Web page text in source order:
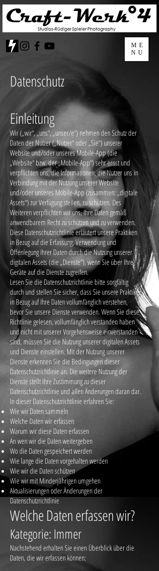
ME
NU
Datenschutz
Einleitung
Wir („wir“, „uns“, „unser/e“) nehmen den Schutz der
Daten der Nutzer („Nutzer“ oder „Sie“) unserer
Website und/oder unseres Mobile-App (die
„Website“ bzw. der „Mobile-App“) sehr ernst und
verpflichten uns, die Informationen, die Nutzer uns in
Verbindung mit der Nutzung unserer Website
und/oder unseres Mobile-App (zusammen: „digitale
Assets“) zur Verfügung stellen, zu schützen. Des
Weiteren verpflichten wir uns, Ihre Daten gemäß
anwendbarem Recht zu schützen und zu verwenden.
Diese Datenschutzrichtlinie erläutert unsere Praktiken
in Bezug auf die Erfassung, Verwendung und
Offenlegung Ihrer Daten durch die Nutzung unserer
digitalen Assets (die „Dienste“), wenn Sie über Ihre
Geräte auf die Dienste zugreifen.
Lesen Sie die Datenschutzrichtlinie bitte sorgfältig
durch und stellen Sie sicher, dass Sie unsere Praktiken
in Bezug auf Ihre Daten vollumfänglich verstehen,
bevor Sie unsere Dienste verwenden. Wenn Sie diese
Richtlinie gelesen, vollumfänglich verstanden haben
und nicht mit unserer Vorgehensweise einverstanden
sind, müssen Sie die Nutzung unserer digitalen Assets
und Dienste einstellen. Mit der Nutzung unserer
Dienste erkennen Sie die Bedingungen dieser
Datenschutzrichtlinie an. Die weitere Nutzung der
Dienste stellt Ihre Zustimmung zu dieser
Datenschutzrichtlinie und allen Änderungen daran dar.
In dieser Datenschutzrichtlinie erfahren Sie:
Wie wir Daten sammeln
Welche Daten wir erfassen
Warum wir diese Daten erfassen
An wen wir die Daten weitergeben
Wo die Daten gespeichert werden
Wie lange die Daten vorgehalten werden
Wie wir die Daten schützen
Wie wir mit Minderjährigen umgehen
Aktualisierungen oder Änderungen der
Datenschutzrichtlinie
Welche Daten erfassen wir?
Kategorie: Immer
Nachstehend erhalten Sie einen Überblick über die
Daten, die wir erfassen können: